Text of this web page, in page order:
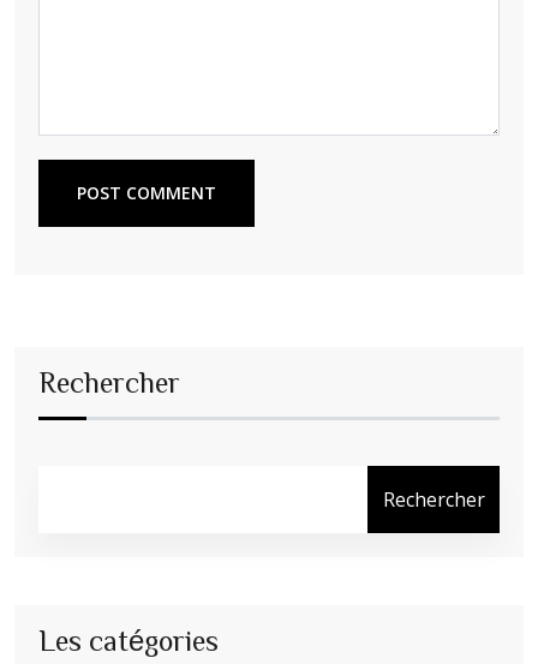
POST COMMENT
Rechercher
Rechercher
Les catégories